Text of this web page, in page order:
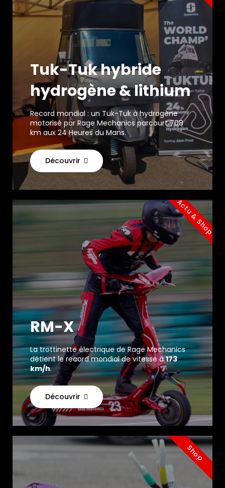
Tuk-Tuk hybride
hydrogène & lithium
Record mondial : un Tuk-Tuk à hydrogène
motorisé par Rage Mechanics parcourt 708
km aux 24 Heures du Mans.
Découvrir
RM-X
La trottinette électrique de Rage Mechanics
détient le record mondial de vitesse à173
km/h.
Découvrir
Actu & Shop
Shop